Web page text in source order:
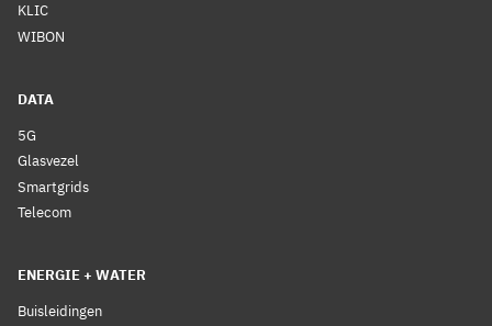
KLIC
WIBON
DATA
5G
Glasvezel
Smartgrids
Telecom
ENERGIE + WATER
Buisleidingen